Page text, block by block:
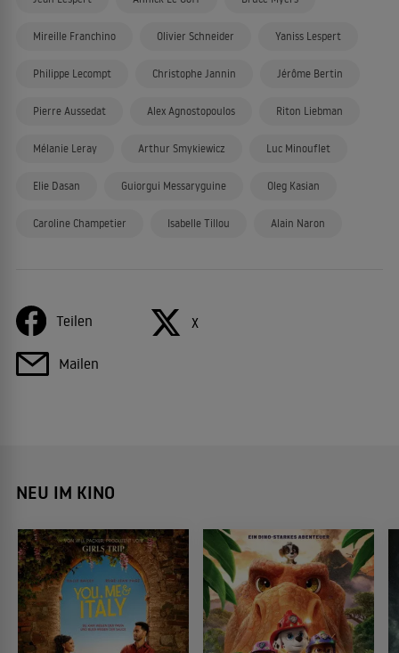
Mireille Franchino Olivier Schneider Yaniss Lespert
Philippe Lecompt Christophe Jannin Jérôme Bertin
Pierre Aussedat Alex Agnostopoulos Riton Liebman
Mélanie Leray Arthur Smykiewicz Luc Minouflet
Elie Dasan Guiorgui Messaryguine Oleg Kasian
Caroline Champetier Isabelle Tillou Alain Naron
Teilen X
Mailen
NEU IM KINO